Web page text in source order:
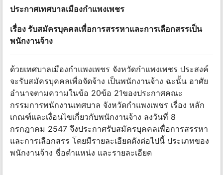
ประกาศเทศบาลเมืองกําแพงเพชร
เรื่อง รับสมัครบุคคลเพื่อการสรรหาและการเลือกสรรเป็น
พนักงานจ้าง
ด้วยเทศบาลเมืองกําแพงเพชร จังหวัดกําแพงเพชร ประสงค์
จะรับสมัครบุคคลเพื่อจัดจ้าง เป็นพนักงานจ้าง ฉะนั้น อาศัย
อํานาจตามความในข้อ 20ข้อ 21ของประกาศคณะ
กรรมการพนักงานเทศบาล จังหวัดกําแพงเพชร เรื่อง หลัก
เกณฑ์และเงื่อนไขเกี่ยวกับพนักงานจ้าง ลงวันที่ 8
กรกฎาคม 2547 จึงประกาศรับสมัครบุคคลเพื่อการสรรหา
และการเลือกสรร โดยมีรายละเอียดดังต่อไปนี้ ประเภทของ
พนักงานจ้าง ชื่อตําแหน่ง และรายละเอียด